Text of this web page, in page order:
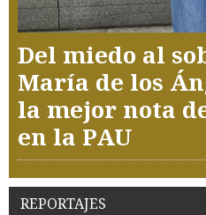
Del miedo al
María de los
la mejor nota
en la PAU
REPORTAJES